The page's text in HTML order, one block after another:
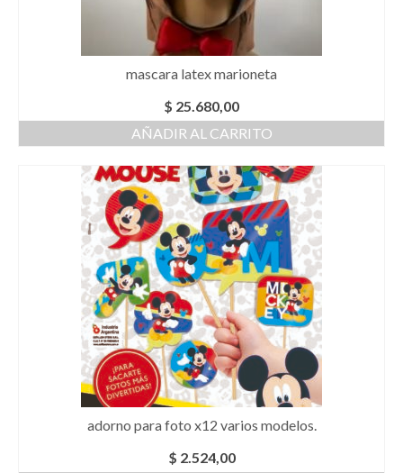
mascara latex marioneta
$ 25.680,00
AÑADIR AL CARRITO
adorno para foto x12 varios modelos.
$ 2.524,00